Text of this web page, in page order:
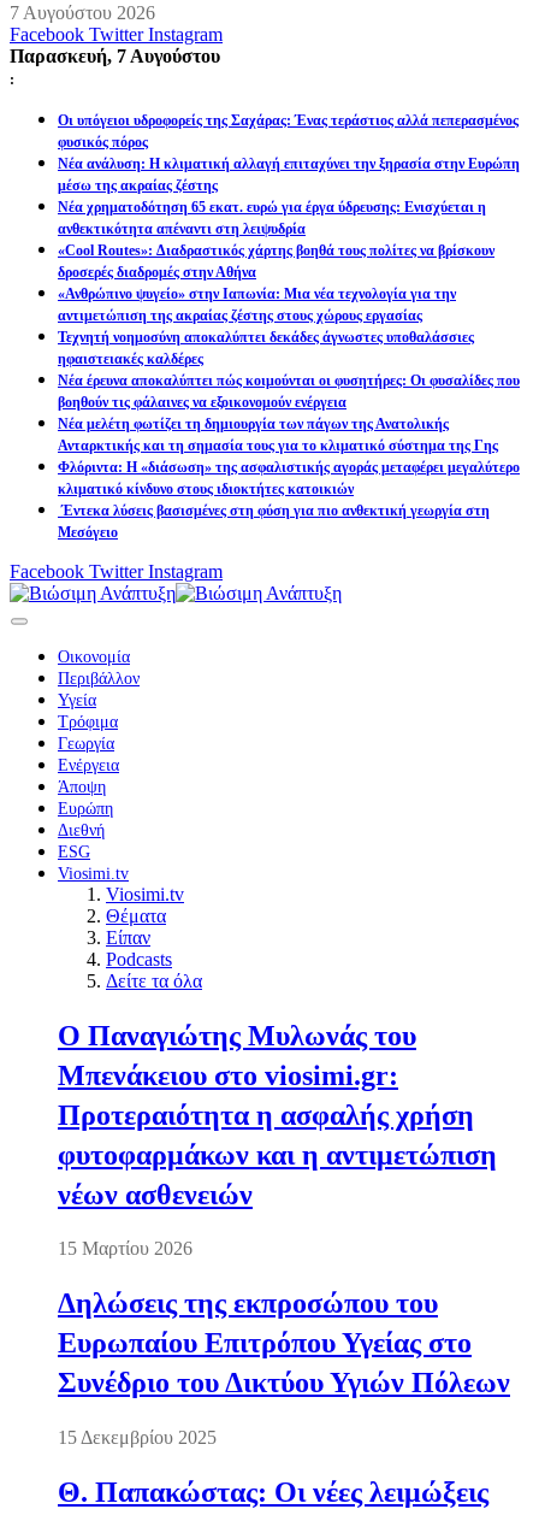
7 Αυγούστου 2026
Facebook Twitter Instagram
Παρασκευή, 7 Αυγούστου
:
Οι υπόγειοι υδροφορείς της Σαχάρας: Ένας τεράστιος αλλά πεπερασμένος
φυσικός πόρος
Νέα ανάλυση: Η κλιματική αλλαγή επιταχύνει την ξηρασία στην Ευρώπη
μέσω της ακραίας ζέστης
Νέα χρηματοδότηση 65 εκατ. ευρώ για έργα ύδρευσης: Ενισχύεται η
ανθεκτικότητα απέναντι στη λειψυδρία
«Cool Routes»: Διαδραστικός χάρτης βοηθά τους πολίτες να βρίσκουν
δροσερές διαδρομές στην Αθήνα
«Ανθρώπινο ψυγείο» στην Ιαπωνία: Μια νέα τεχνολογία για την
αντιμετώπιση της ακραίας ζέστης στους χώρους εργασίας
Τεχνητή νοημοσύνη αποκαλύπτει δεκάδες άγνωστες υποθαλάσσιες
ηφαιστειακές καλδέρες
Νέα έρευνα αποκαλύπτει πώς κοιμούνται οι φυσητήρες: Οι φυσαλίδες που
βοηθούν τις φάλαινες να εξοικονομούν ενέργεια
Νέα μελέτη φωτίζει τη δημιουργία των πάγων της Ανατολικής
Ανταρκτικής και τη σημασία τους για το κλιματικό σύστημα της Γης
Φλόριντα: Η «διάσωση» της ασφαλιστικής αγοράς μεταφέρει μεγαλύτερο
κλιματικό κίνδυνο στους ιδιοκτήτες κατοικιών
Έντεκα λύσεις βασισμένες στη φύση για πιο ανθεκτική γεωργία στη
Μεσόγειο
Facebook Twitter Instagram
Οικονομία
Περιβάλλον
Υγεία
Τρόφιμα
Γεωργία
Ενέργεια
Άποψη
Ευρώπη
Διεθνή
ESG
Viosimi.tv
Viosimi.tv
Θέματα
Είπαν
Podcasts
Δείτε τα όλα
Ο Παναγιώτης Μυλωνάς του
Μπενάκειου στο viosimi.gr:
Προτεραιότητα η ασφαλής χρήση
φυτοφαρμάκων και η αντιμετώπιση
νέων ασθενειών
15 Μαρτίου 2026
Δηλώσεις της εκπροσώπου του
Ευρωπαίου Επιτρόπου Υγείας στο
Συνέδριο του Δικτύου Υγιών Πόλεων
15 Δεκεμβρίου 2025
Θ. Παπακώστας: Οι νέες λειμώξεις